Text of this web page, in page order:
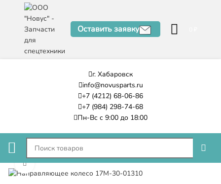
Оставить заявку
г. Хабаровск
info@novusparts.ru
+7 (4212) 68-06-86
+7 (984) 298-74-68
Пн-Вс с 9:00 до 18:00
Нажмите, чтобы увеличить